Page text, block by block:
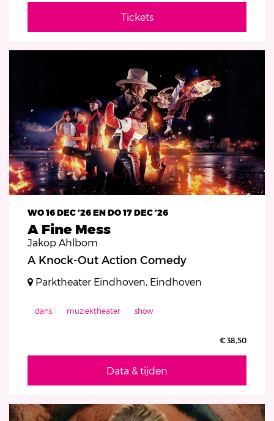
Tickets
A Fine Mess
Jakop Ahlbom
WO 16 DEC ’26ENDO 17 DEC ’26
A Knock-Out Action Comedy
Parktheater Eindhoven, Eindhoven
dans muziektheater show
€ 38,50
Data & tijden